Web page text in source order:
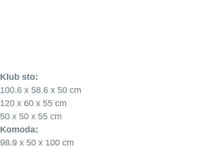
Klub sto:
100.6 x 58.6 x 50 cm
120 x 60 x 55 cm
50 x 50 x 55 cm
Komoda:
98.9 x 50 x 100 cm